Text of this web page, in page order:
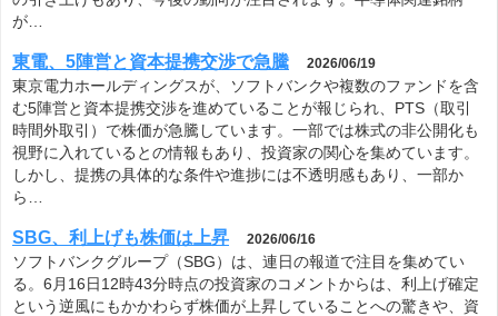
が…
東電、5陣営と資本提携交渉で急騰 2026/06/19
東京電力ホールディングスが、ソフトバンクや複数のファンドを含
む5陣営と資本提携交渉を進めていることが報じられ、PTS（取引
時間外取引）で株価が急騰しています。一部では株式の非公開化も
視野に入れているとの情報もあり、投資家の関心を集めています。
しかし、提携の具体的な条件や進捗には不透明感もあり、一部か
ら…
SBG、利上げも株価は上昇 2026/06/16
ソフトバンクグループ（SBG）は、連日の報道で注目を集めてい
る。6月16日12時43分時点の投資家のコメントからは、利上げ確定
という逆風にもかかわらず株価が上昇していることへの驚きや、資